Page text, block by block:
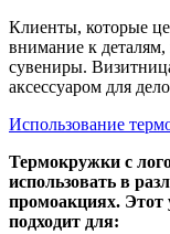
Клиенты, которые
внимание к деталям,
сувениры.
аксессуаром для
Использование
Термокружки с
использовать в
промоакциях. Этот
подходит для: